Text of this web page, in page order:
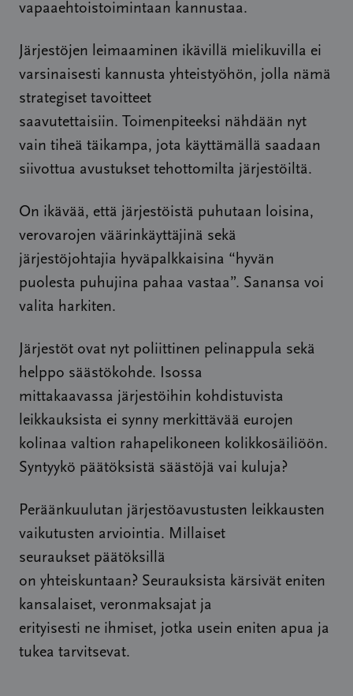
vapaaehtoistoimintaan kannustaa.
Järjestöjen leimaaminen ikävillä mielikuvilla ei
varsinaisesti kannusta yhteistyöhön, jolla nämä
strategiset tavoitteet
saavutettaisiin. Toimenpiteeksi nähdään nyt
vain tiheä täikampa, jota käyttämällä saadaan
siivottua avustukset tehottomilta järjestöiltä.
On ikävää, että järjestöistä puhutaan loisina,
verovarojen väärinkäyttäjinä sekä
järjestöjohtajia hyväpalkkaisina “hyvän
puolesta puhujina pahaa vastaa”. Sanansa voi
valita harkiten.
Järjestöt ovat nyt poliittinen pelinappula sekä
helppo säästökohde. Isossa
mittakaavassa järjestöihin kohdistuvista
leikkauksista ei synny merkittävää eurojen
kolinaa valtion rahapelikoneen kolikkosäiliöön.
Syntyykö päätöksistä säästöjä vai kuluja?
Peräänkuulutan järjestöavustusten leikkausten
vaikutusten arviointia. Millaiset
seuraukset päätöksillä
on yhteiskuntaan? Seurauksista kärsivät eniten
kansalaiset, veronmaksajat ja
erityisesti ne ihmiset, jotka usein eniten apua ja
tukea tarvitsevat.